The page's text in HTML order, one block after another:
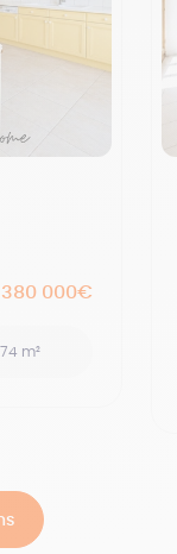
380 000€
m²